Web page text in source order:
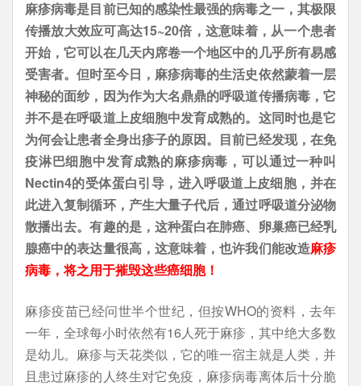
麻疹病毒是目前已知的感染性最强的病毒之一，其极限
传播放大效应可高达15~20倍，这意味着，从一个患者
开始，它可以在几天内席卷一个地区中的几乎所有易感
受害者。但时至今日，麻疹病毒的生活史依然蒙着一层
神秘的面纱，因为作为大名鼎鼎的呼吸道传播病毒，它
并不是在呼吸道上皮细胞中发育成熟的。这同时也是它
为何会让患者全身出疹子的原因。目前已经发现，在免
疫淋巴细胞中发育成熟的麻疹病毒，可以通过一种叫
Nectin4的受体蛋白引导，进入呼吸道上皮细胞，并在
此进入复制循环，产生大量子代后，通过呼吸道分泌物
散播出去。有趣的是，这种蛋白在肺癌、卵巢癌已经乳
腺癌中的表达量很高，这意味着，也许我们能改造麻疹
病毒，将之用于摧毁这些癌细胞！
麻疹疫苗已经问世半个世纪，但按WHO的资料，去年
一年，全球每小时依然有16人死于麻疹，其中绝大多数
是幼儿。麻疹与天花类似，它的唯一宿主就是人类，并
且患过麻疹的人终生对它免疫，麻疹病毒离体后十分脆